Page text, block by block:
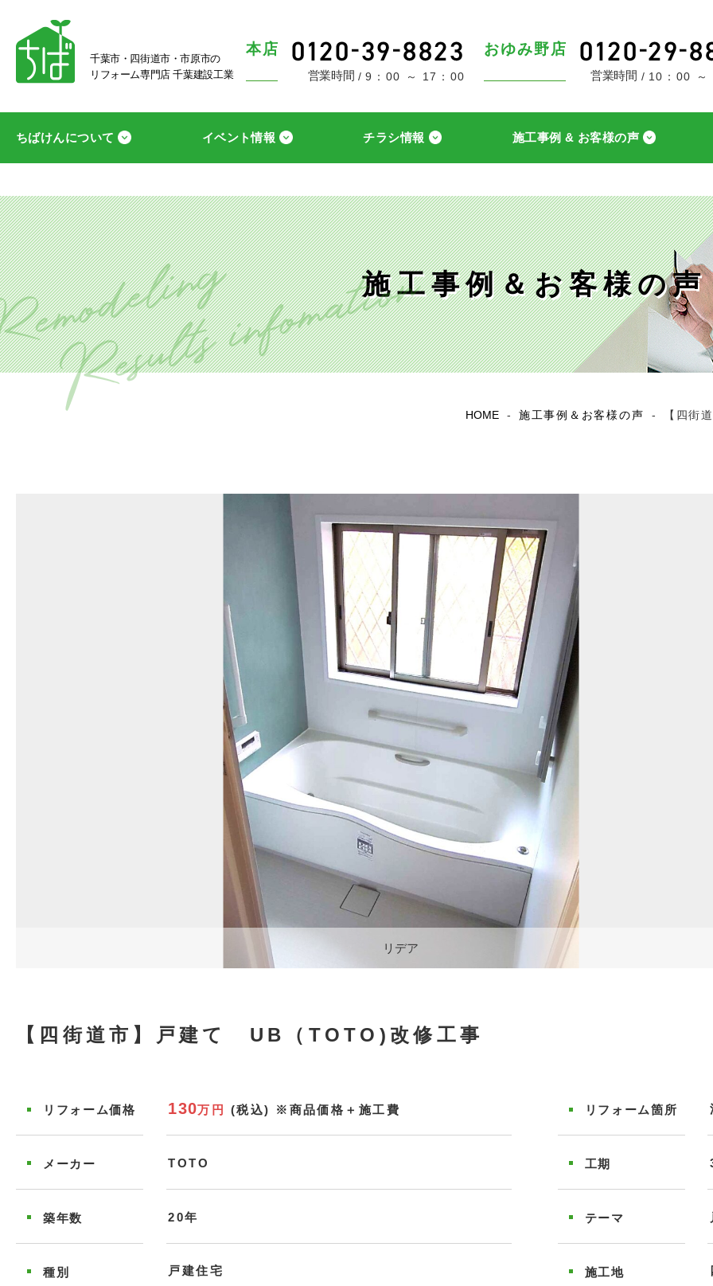
千葉市・四街道市・市原市の
リフォーム専門店 千葉建設工業
本店
営業時間 9：00 ～ 17：00
おゆみ野店
営業時間 10：00 ～
ちばけんについて イベント情報 チラシ情報 施工事例 & お客様の声
施工事例＆お客様の声
HOME - 施工事例＆お客様の声 - 【四街
リデア
【四街道市】戸建て UB（TOTO)改修工事
リフォーム価格 130万円 (税込) ※商品価格＋施工費 リフォーム箇所
メーカー TOTO 工期
築年数 20年 テーマ
種別 戸建住宅 施工地